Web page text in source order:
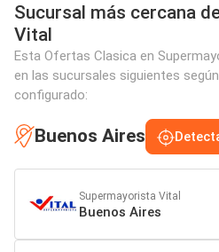
Sucursal más cercana
Vital
Esta Ofertas Clasica en
en las sucursales siguientes
configurado:
Buenos Aires
Supermayorista Vital
Buenos Aires